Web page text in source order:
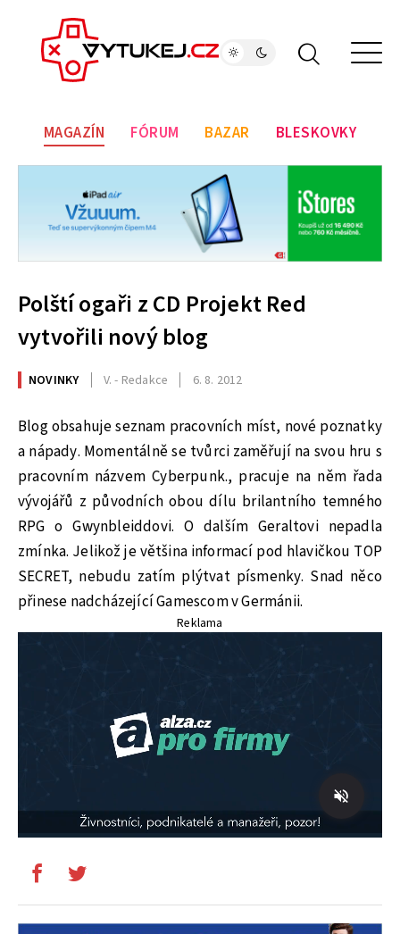
MAGAZÍN FÓRUM BAZAR BLESKOVKY
Polští ogaři z CD Projekt Red
vytvořili nový blog
NOVINKY V. - Redakce 6. 8. 2012
Blog obsahuje seznam pracovních míst, nové poznatky
a nápady. Momentálně se tvůrci zaměřují na svou hru s
pracovním názvem Cyberpunk., pracuje na něm řada
vývojářů z původních obou dílu brilantního temného
RPG o Gwynbleiddovi. O dalším Geraltovi nepadla
zmínka. Jelikož je většina informací pod hlavičkou TOP
SECRET, nebudu zatím plýtvat písmenky. Snad něco
přinese nadcházející Gamescom v Germánii.
Reklama